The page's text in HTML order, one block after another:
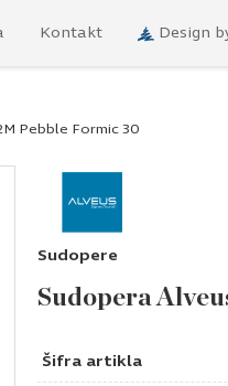
Kontakt Design
Pebble Formic 30
Sudopere
Sudopera
Šifra artikla